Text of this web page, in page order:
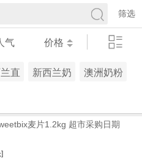
筛选
气 价格
直
新西兰奶
澳洲奶粉
麦片1.2kg 超市采购日期